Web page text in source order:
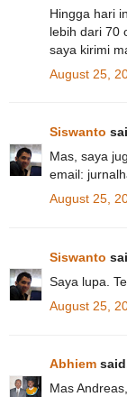
Hingga hari
lebih dari 70
saya kirimi
August 25,
Siswanto
Mas, saya
email:
August 25,
Siswanto
Saya lupa.
August 25,
Abhiem
Mas Andreas,